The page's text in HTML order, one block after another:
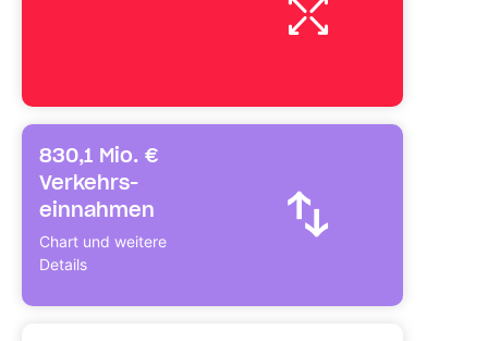
830,1 Mio. €
Verkehrs­
einnahmen
Chart und weitere
Details